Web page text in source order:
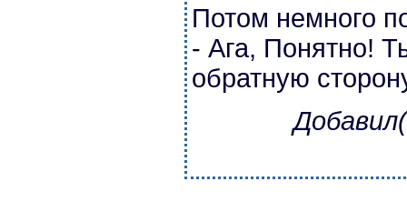
Потом немного
- Ага, Понятно!
обратную